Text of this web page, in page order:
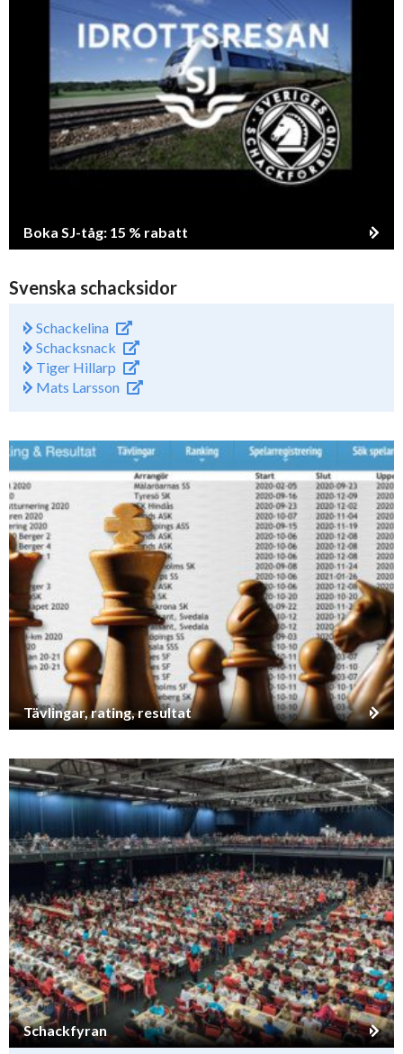
Boka SJ-tåg: 15 % rabatt
Svenska schacksidor
Schackelina
Schacksnack
Tiger Hillarp
Mats Larsson
Tävlingar, rating, resultat
Schackfyran